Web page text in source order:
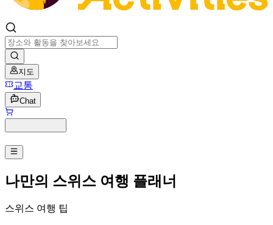
지도
교통
Chat
나만의 스위스 여행 플래너
스위스 여행 팁